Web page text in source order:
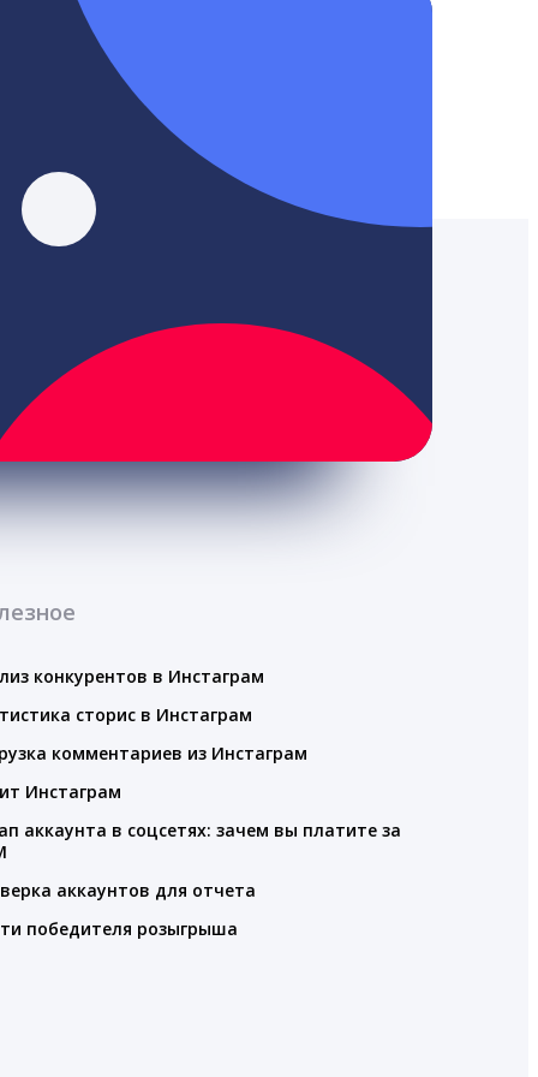
конкурентов в Инстаграм
сторис в Инстаграм
комментариев из Инстаграм
Инстаграм
аккаунта в соцсетях: зачем вы платите за
аккаунтов для отчета
победителя розыгрыша